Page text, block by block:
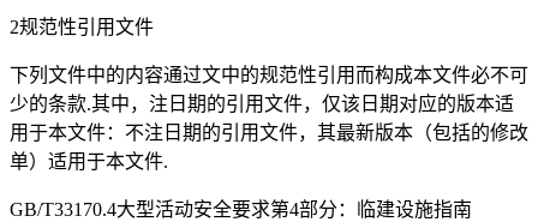
2规范性引用文件
下列文件中的内容通过文中的规范性引用而构成本文件必不可
少的条款.其中，注日期的引用文件，仅该日期对应的版本适
用于本文件：不注日期的引用文件，其最新版本（包括的修改
单）适用于本文件.
GB/T33170.4大型活动安全要求第4部分：临建设施指南